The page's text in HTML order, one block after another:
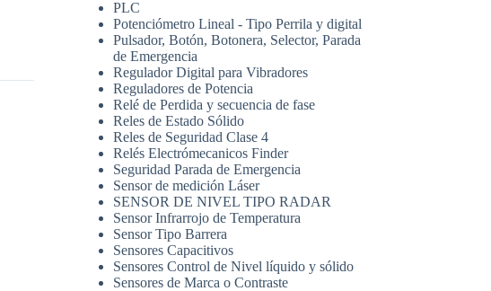
PLC
Potenciómetro Lineal - Tipo Perrila y digital
Pulsador, Botón, Botonera, Selector, Parada
de Emergencia
Regulador Digital para Vibradores
Reguladores de Potencia
Relé de Perdida y secuencia de fase
Reles de Estado Sólido
Reles de Seguridad Clase 4
Relés Electrómecanicos Finder
Seguridad Parada de Emergencia
Sensor de medición Láser
SENSOR DE NIVEL TIPO RADAR
Sensor Infrarrojo de Temperatura
Sensor Tipo Barrera
Sensores Capacitivos
Sensores Control de Nivel líquido y sólido
Sensores de Marca o Contraste